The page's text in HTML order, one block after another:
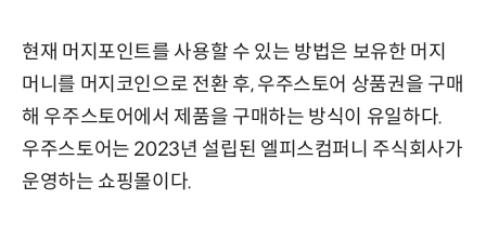
현재 머지포인트를 사용할 수 있는 방법은 보유한 머지
머니를 머지코인으로 전환 후, 우주스토어 상품권을 구매
해 우주스토어에서 제품을 구매하는 방식이 유일하다.
우주스토어는 2023년 설립된 엘피스컴퍼니 주식회사가
운영하는 쇼핑몰이다.